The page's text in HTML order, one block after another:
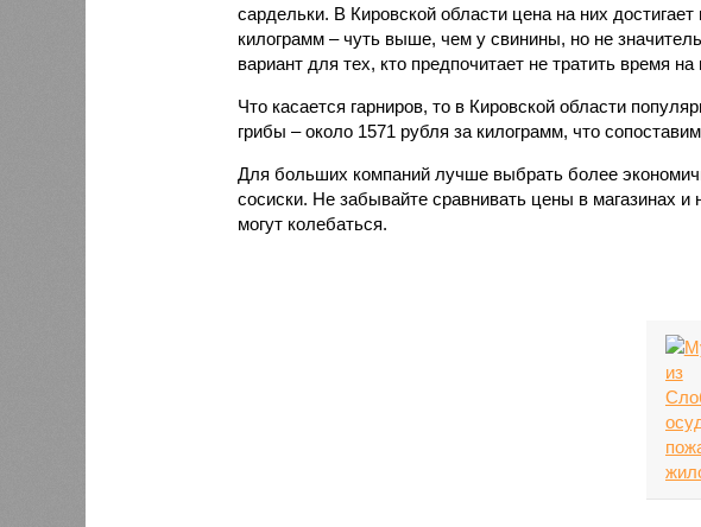
сардельки. В Кировской области цена на них
килограмм – чуть выше, чем у свинины, но не
вариант для тех, кто предпочитает не тратить время на
Что касается гарниров, то в Кировской области
грибы – около 1571 рубля за килограмм, что
Для больших компаний лучше выбрать более
сосиски. Не забывайте сравнивать цены в магазинах
могут колебаться.